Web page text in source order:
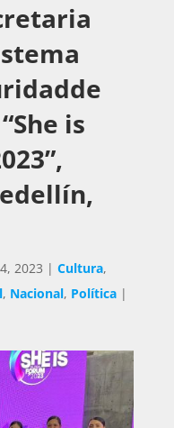
is
2023 | Cultura,
, Nacional, Política|